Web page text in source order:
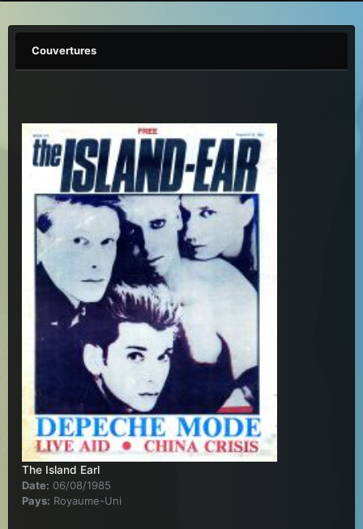
Couvertures
The Island Earl
Date: 06/08/1985
Pays: Royaume-Uni